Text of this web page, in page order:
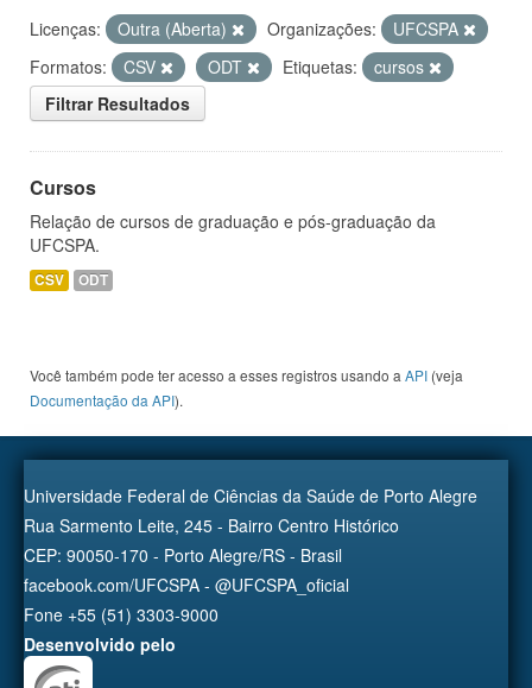
Licenças: Outra (Aberta) Organizações:
UFCSPA
Formatos:
CSV ODT Etiquetas:
cursos
Filtrar Resultados
Cursos
Relação de cursos de graduação e pós-graduação da
UFCSPA.
CSV ODT
Você também pode ter acesso a esses registros usando a API (veja
Documentação da API).
Universidade Federal de Ciências da Saúde de Porto Alegre
Rua Sarmento Leite, 245 - Bairro Centro Histórico
CEP: 90050-170 - Porto Alegre/RS - Brasil
facebook.com/UFCSPA - @UFCSPA_oficial
Fone +55 (51) 3303-9000
Desenvolvido pelo